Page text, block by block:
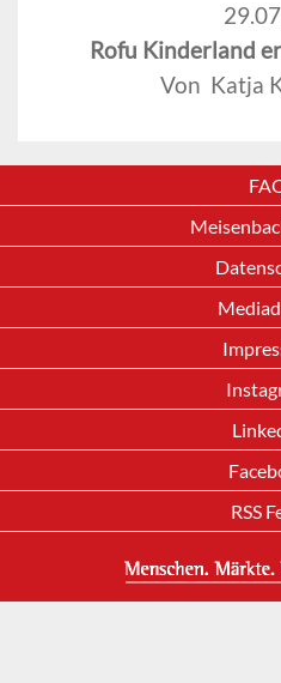
Rofu Kinderland
Von Katja
RSS